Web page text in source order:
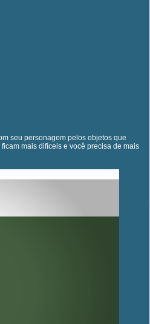
seu personagem pelos objetos que
mais difíceis e você precisa de mais